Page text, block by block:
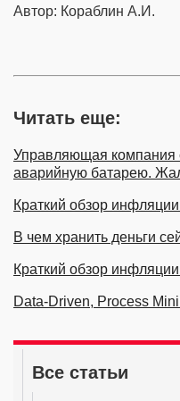
Автор: Кораблин А.И.
Читать еще:
Управляющая компания
аварийную батарею.
Краткий обзор
В чем хранить деньги
Краткий обзор
Data-Driven, Process
Все статьи